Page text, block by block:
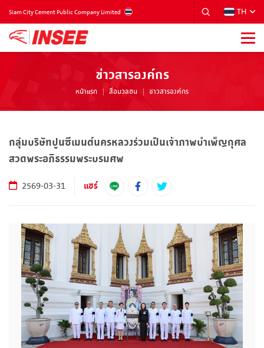
Siam City Cement Public Company Limited TH
ข่าวสารองค์กร
หน้าแรก สื่อมวลชน ข่าวสารองค์กร
กลุ่มบริษัทปูนซีเมนต์นครหลวงร่วมเป็นเจ้าภาพบำเพ็ญกุศล
สวดพระอภิธรรมพระบรมศพ
2569-03-31 แชร์